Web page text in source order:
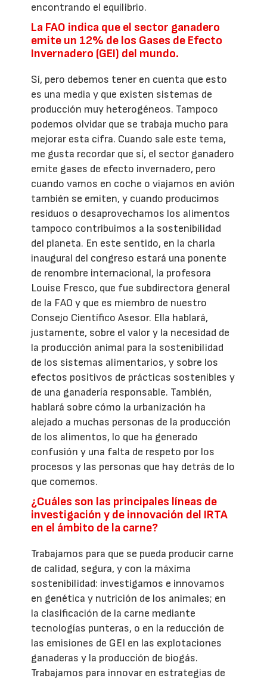
encontrando el equilibrio.
La FAO indica que el sector ganadero
emite un 12% de los Gases de Efecto
Invernadero (GEI) del mundo.
Sí, pero debemos tener en cuenta que esto
es una media y que existen sistemas de
producción muy heterogéneos. Tampoco
podemos olvidar que se trabaja mucho para
mejorar esta cifra. Cuando sale este tema,
me gusta recordar que sí, el sector ganadero
emite gases de efecto invernadero, pero
cuando vamos en coche o viajamos en avión
también se emiten, y cuando producimos
residuos o desaprovechamos los alimentos
tampoco contribuimos a la sostenibilidad
del planeta. En este sentido, en la charla
inaugural del congreso estará una ponente
de renombre internacional, la profesora
Louise Fresco, que fue subdirectora general
de la FAO y que es miembro de nuestro
Consejo Científico Asesor. Ella hablará,
justamente, sobre el valor y la necesidad de
la producción animal para la sostenibilidad
de los sistemas alimentarios, y sobre los
efectos positivos de prácticas sostenibles y
de una ganadería responsable. También,
hablará sobre cómo la urbanización ha
alejado a muchas personas de la producción
de los alimentos, lo que ha generado
confusión y una falta de respeto por los
procesos y las personas que hay detrás de lo
que comemos.
¿Cuáles son las principales líneas de
investigación y de innovación del IRTA
en el ámbito de la carne?
Trabajamos para que se pueda producir carne
de calidad, segura, y con la máxima
sostenibilidad: investigamos e innovamos
en genética y nutrición de los animales; en
la clasificación de la carne mediante
tecnologías punteras, o en la reducción de
las emisiones de GEI en las explotaciones
ganaderas y la producción de biogás.
Trabajamos para innovar en estrategias de